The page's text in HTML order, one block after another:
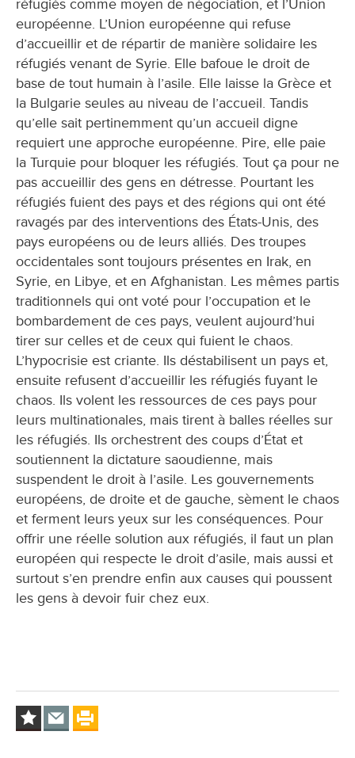
réfugiés comme moyen de négociation, et l’Union
européenne. L’Union européenne qui refuse
d’accueillir et de répartir de manière solidaire les
réfugiés venant de Syrie. Elle bafoue le droit de
base de tout humain à l’asile. Elle laisse la Grèce et
la Bulgarie seules au niveau de l’accueil. Tandis
qu’elle sait pertinemment qu’un accueil digne
requiert une approche européenne. Pire, elle paie
la Turquie pour bloquer les réfugiés. Tout ça pour ne
pas accueillir des gens en détresse. Pourtant les
réfugiés fuient des pays et des régions qui ont été
ravagés par des interventions des États-Unis, des
pays européens ou de leurs alliés. Des troupes
occidentales sont toujours présentes en Irak, en
Syrie, en Libye, et en Afghanistan. Les mêmes partis
traditionnels qui ont voté pour l’occupation et le
bombardement de ces pays, veulent aujourd’hui
tirer sur celles et de ceux qui fuient le chaos.
L’hypocrisie est criante. Ils déstabilisent un pays et,
ensuite refusent d’accueillir les réfugiés fuyant le
chaos. Ils volent les ressources de ces pays pour
leurs multinationales, mais tirent à balles réelles sur
les réfugiés. Ils orchestrent des coups d’État et
soutiennent la dictature saoudienne, mais
suspendent le droit à l’asile. Les gouvernements
européens, de droite et de gauche, sèment le chaos
et ferment leurs yeux sur les conséquences. Pour
offrir une réelle solution aux réfugiés, il faut un plan
européen qui respecte le droit d’asile, mais aussi et
surtout s’en prendre enfin aux causes qui poussent
les gens à devoir fuir chez eux.